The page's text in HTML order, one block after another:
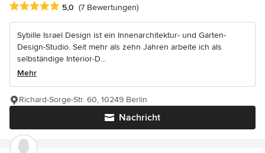
Durchschnittliche Bewertung: 5 von 5 Sternen
5,0 (7 Bewertungen)
Sybille Israel Design ist ein Innenarchitektur- und Garten-
Design-Studio. Seit mehr als zehn Jahren arbeite ich als
selbständige Interior-D...
Mehr
Nachricht
Richard-Sorge-Str. 60, 10249 Berlin